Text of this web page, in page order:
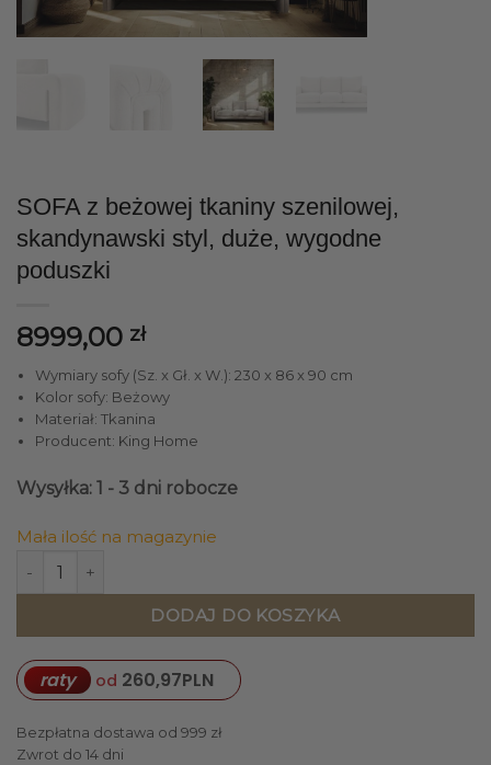
SOFA z beżowej tkaniny szenilowej,
skandynawski styl, duże, wygodne
poduszki
8999,00 zł
Wymiary sofy (Sz. x Gł. x W.): 230 x 86 x 90 cm
Kolor sofy: Beżowy
Materiał: Tkanina
Producent: King Home
Wysyłka: 1 - 3 dni robocze
Mała ilość na magazynie
ilość SOFA z beżowej tkaniny szenilowej, skandynawski
DODAJ DO KOSZYKA
raty od 260,97PLN
Bezpłatna dostawa od 999 zł
Zwrot do 14 dni